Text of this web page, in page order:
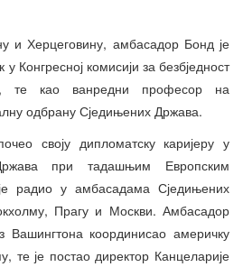
и Херцеговину, амбасадор Бонд је
Конгресној комисији за безбједност
те као ванредни професор на
одбрану Сједињених Држава.
своју дипломатску каријеру у
при тадашњим Европским
радио у амбасадама Сједињених
Прагу и Москви. Амбасадор
Вашингтона координисао америчку
те је постао директор Канцеларије